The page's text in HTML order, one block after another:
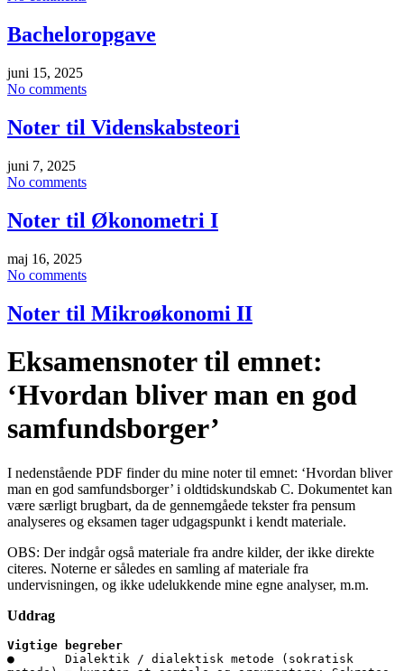
Bacheloropgave
juni 15, 2025
No comments
Noter til Videnskabsteori
juni 7, 2025
No comments
Noter til Økonometri I
maj 16, 2025
No comments
Noter til Mikroøkonomi II
Eksamensnoter til emnet:
‘Hvordan bliver man en god
samfundsborger’
I nedenstående PDF finder du mine noter til emnet: ‘Hvordan bliver
man en god samfundsborger’ i oldtidskundskab C. Dokumentet kan
være særligt brugbart, da de gennemgåede tekster fra pensum
analyseres og eksamen tager udgagspunkt i kendt materiale.
OBS: Der indgår også materiale fra andre kilder, der ikke direkte
citeres. Noterne er således en samling af materiale fra
undervisningen, og ikke udelukkende mine egne analyser, m.m.
Uddrag
Vigtige begreber
●	Dialektik / dialektisk metode (sokratisk